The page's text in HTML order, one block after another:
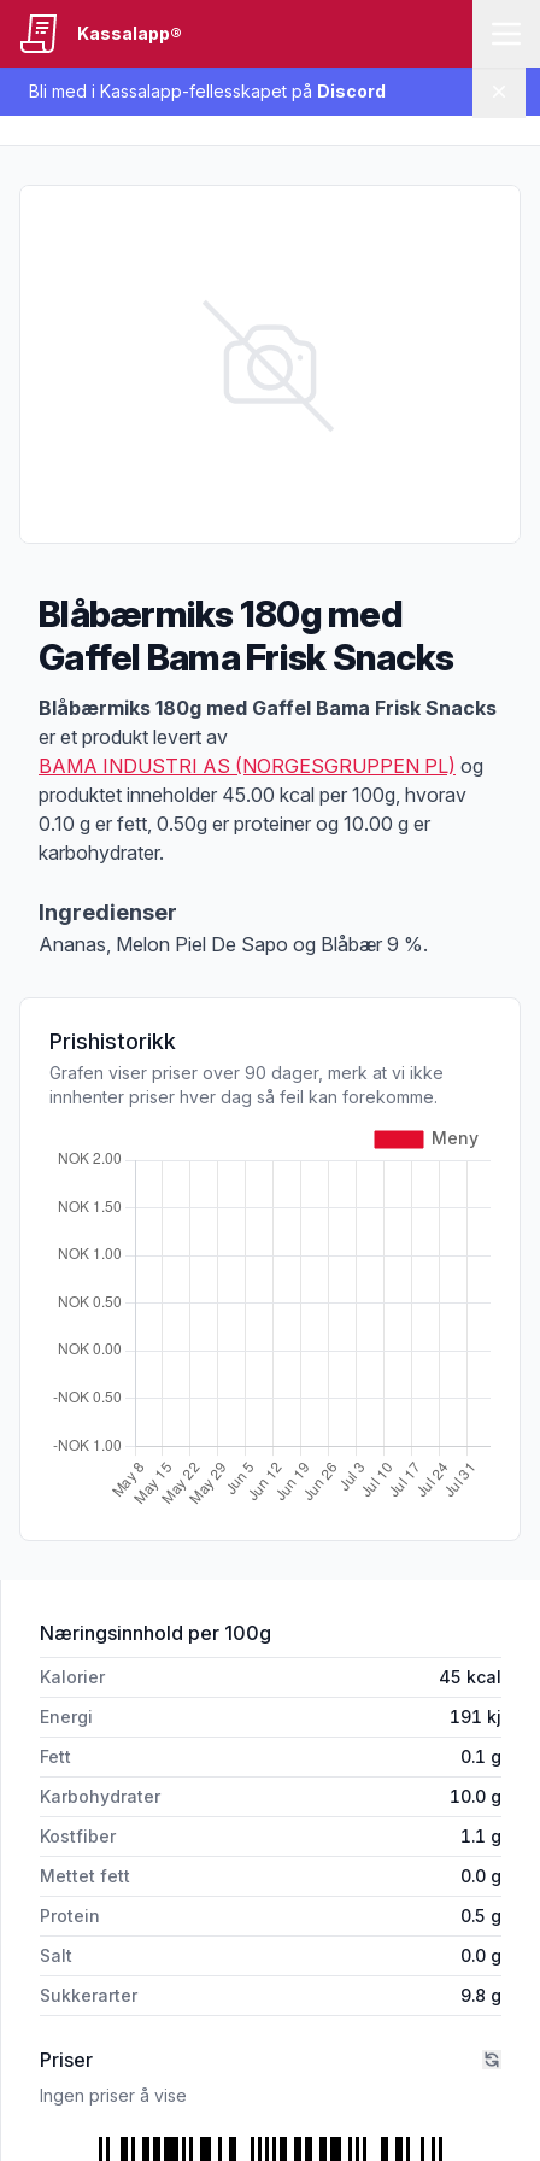
Bli med i Kassalapp-fellesskapet på Discord
Kassalapp®
Blåbærmiks 180g med
Gaffel Bama Frisk Snacks
Produktbeskrivelse
Blåbærmiks 180g med Gaffel Bama Frisk Snacks
er et produkt levert av
BAMA INDUSTRI AS (NORGESGRUPPEN PL) og
produktet inneholder 45.00 kcal per 100g, hvorav
0.10 g er fett, 0.50g er proteiner og 10.00 g er
karbohydrater.
Ingredienser
Ananas, Melon Piel De Sapo og Blåbær 9 %.
Prishistorikk
Grafen viser priser over 90 dager, merk at vi ikke
innhenter priser hver dag så feil kan forekomme.
Næringsinnhold for 'Blåbærmiks 180g med Gaffel
per 100g
Kalorier 45 kcal
Energi
191 kj
Fett
0.1 g
Karbohydrater
10.0 g
Kostfiber
1.1 g
Mettet fett
0.0 g
Protein
0.5 g
Salt
0.0 g
Sukkerarter
9.8 g
Priser
Ingen priser å vise